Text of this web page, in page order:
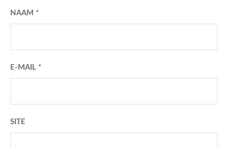
NAAM *
E-MAIL *
SITE